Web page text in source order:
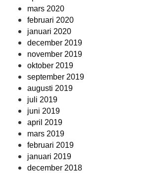
mars 2020
februari 2020
januari 2020
december 2019
november 2019
oktober 2019
september 2019
augusti 2019
juli 2019
juni 2019
april 2019
mars 2019
februari 2019
januari 2019
december 2018